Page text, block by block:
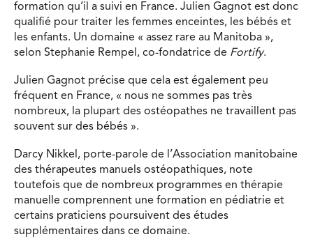
formation qu’il a suivi en France. Julien Gagnot est donc
qualifié pour traiter les femmes enceintes, les bébés et
les enfants. Un domaine « assez rare au Manitoba »,
selon Stephanie Rempel, co-fondatrice de Fortify.
Julien Gagnot précise que cela est également peu
fréquent en France, « nous ne sommes pas très
nombreux, la plupart des ostéopathes ne travaillent pas
souvent sur des bébés ».
Darcy Nikkel, porte-parole de l’Association manitobaine
des thérapeutes manuels ostéopathiques, note
toutefois que de nombreux programmes en thérapie
manuelle comprennent une formation en pédiatrie et
certains praticiens poursuivent des études
supplémentaires dans ce domaine.